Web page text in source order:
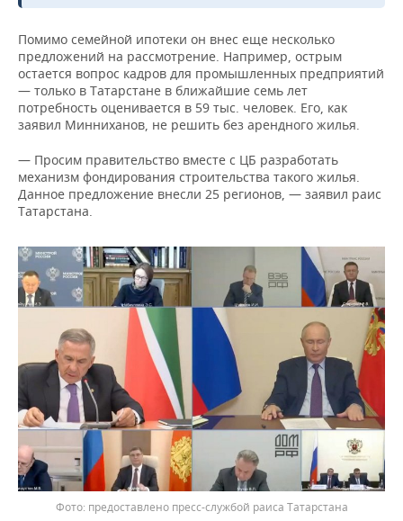
Помимо семейной ипотеки он внес еще несколько
предложений на рассмотрение. Например, острым
остается вопрос кадров для промышленных предприятий
— только в Татарстане в ближайшие семь лет
потребность оценивается в 59 тыс. человек. Его, как
заявил Минниханов, не решить без арендного жилья.
— Просим правительство вместе с ЦБ разработать
механизм фондирования строительства такого жилья.
Данное предложение внесли 25 регионов, — заявил раис
Татарстана.
предоставлено пресс-службой раиса Татарстана